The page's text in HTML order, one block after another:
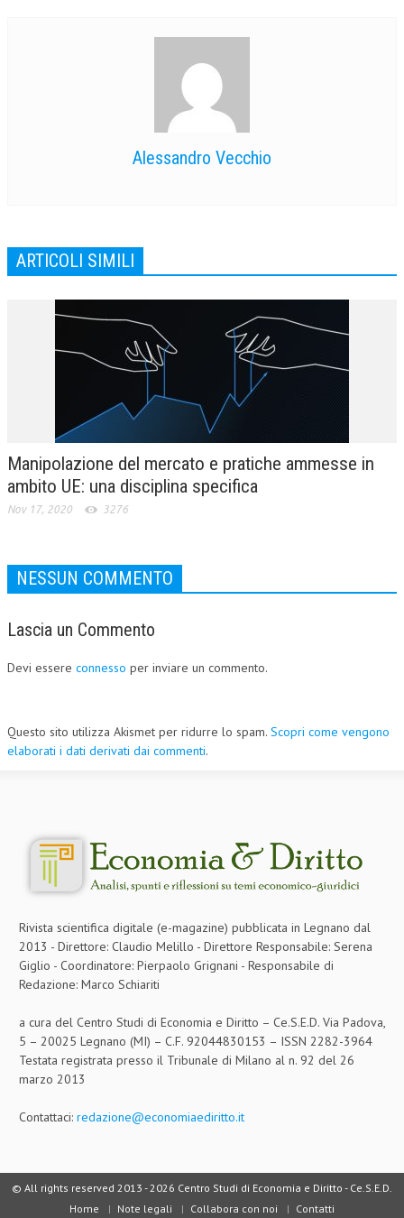
Alessandro Vecchio
ARTICOLI SIMILI
Manipolazione del mercato e pratiche ammesse in
ambito UE: una disciplina specifica
Nov 17, 2020 3276
NESSUN COMMENTO
Lascia un Commento
Devi essere connesso per inviare un commento.
Questo sito utilizza Akismet per ridurre lo spam. Scopri come vengono
elaborati i dati derivati dai commenti.
Rivista scientifica digitale (e-magazine) pubblicata in Legnano dal
2013 - Direttore: Claudio Melillo - Direttore Responsabile: Serena
Giglio - Coordinatore: Pierpaolo Grignani - Responsabile di
Redazione: Marco Schiariti
a cura del Centro Studi di Economia e Diritto – Ce.S.E.D. Via Padova,
5 – 20025 Legnano (MI) – C.F. 92044830153 – ISSN 2282-3964
Testata registrata presso il Tribunale di Milano al n. 92 del 26
marzo 2013
Contattaci: redazione@economiaediritto.it
© All rights reserved 2013 -2026 Centro Studi di Economia e Diritto - Ce.S.E.D.
Home
Note legali Collabora con noi Contatti